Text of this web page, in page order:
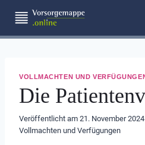
Inhalt
springen
VOLLMACHTEN UND
Die
Veröffentlicht am 21. November 2024
Vollmachten und Verfügungen